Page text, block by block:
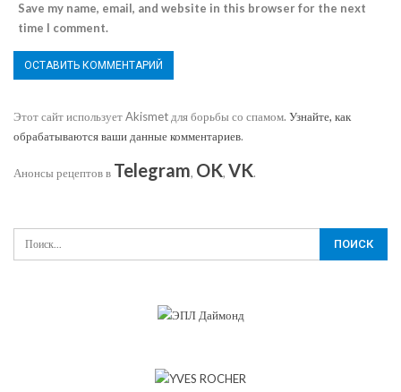
Save my name, email, and website in this browser for the next
time I comment.
Этот сайт использует Akismet для борьбы со спамом. Узнайте, как
обрабатываются ваши данные комментариев.
Анонсы рецептов в Telegram, OK, VK.